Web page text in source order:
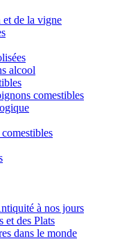
de la vigne
alcool
comestibles
à nos jours
et des Plats
dans le monde